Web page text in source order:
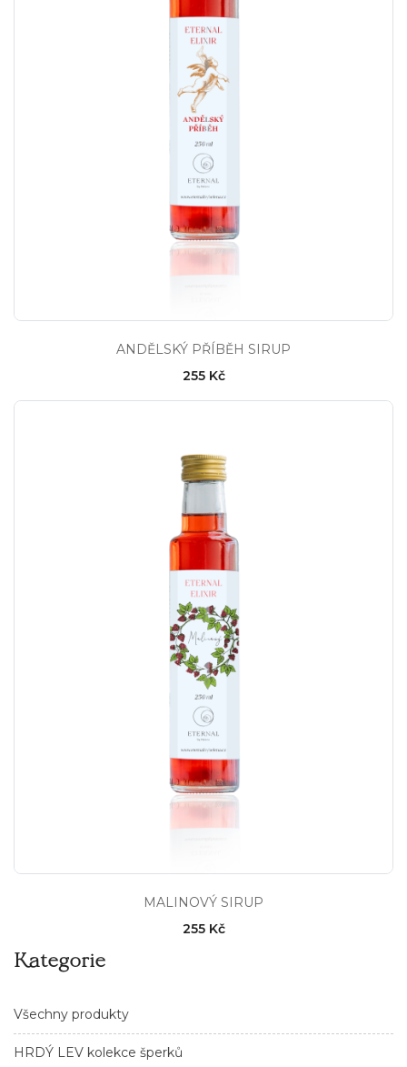
Kategorie
Všechny produkty
HRDÝ LEV kolekce šperků
ANDĚLSKÝ PŘÍBĚH SIRUP
255 Kč
MALINOVÝ SIRUP
255 Kč